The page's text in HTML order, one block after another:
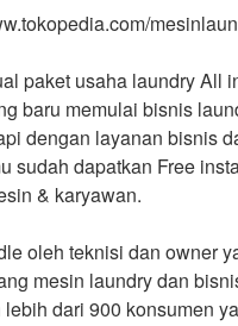
paket usaha laundry All
baru memulai bisnis
dengan layanan bisnis
sudah dapatkan Free
& karyawan.
oleh teknisi dan owner
mesin laundry dan
dari 900 konsumen